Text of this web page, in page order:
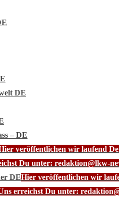
DE
– DE
veröffentlichen wir laufend
Du unter: redaktion@lkw-
DEHier veröffentlichen wir
erreichst Du unter: